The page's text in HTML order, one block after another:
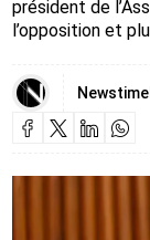
président de
l’opposition et